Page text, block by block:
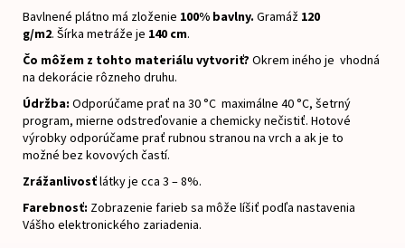
Bavlnené plátno má zloženie 100% bavlny. Gramáž 120
g/m2. Šírka metráže je 140 cm.
Čo môžem z tohto materiálu vytvoriť? Okrem iného je vhodná
na dekorácie rôzneho druhu.
Údržba: Odporúčame prať na 30 °C maximálne 40 °C, šetrný
program, mierne odstreďovanie a chemicky nečistiť. Hotové
výrobky odporúčame prať rubnou stranou na vrch a ak je to
možné bez kovových častí.
Zrážanlivosťlátky je cca 3 – 8%.
Farebnosť: Zobrazenie farieb sa môže líšiť podľa nastavenia
Vášho elektronického zariadenia.